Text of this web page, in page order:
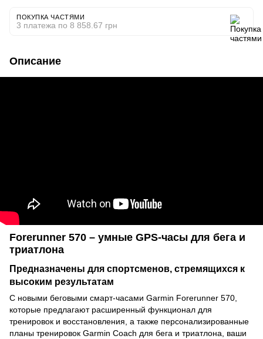
ПОКУПКА ЧАСТЯМИ
3 платежа по 8 858.67 грн
Описание
Forerunner 570 – умные GPS-часы для бега и
триатлона
Предназначены для спортсменов, стремящихся к
высоким результатам
С новыми беговыми смарт-часами Garmin Forerunner 570,
которые предлагают расширенный функционал для
тренировок и восстановления, а также персонализированные
планы тренировок Garmin Coach для бега и триатлона, ваши